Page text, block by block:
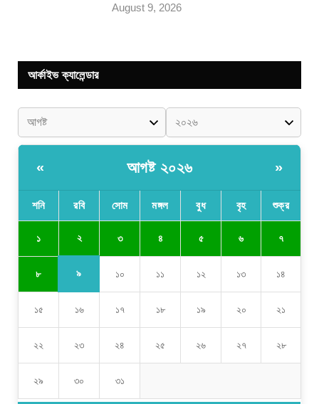
August 9, 2026
আর্কাইভ ক্যালেন্ডার
« আগষ্ট ২০২৬ »
শনি রবি সোম মঙ্গল বুধ বৃহ শুক্র
১ ২ ৩ ৪ ৫ ৬ ৭
৮ ৯ ১০ ১১ ১২ ১৩ ১৪
১৫ ১৬ ১৭ ১৮ ১৯ ২০ ২১
২২ ২৩ ২৪ ২৫ ২৬ ২৭ ২৮
২৯ ৩০ ৩১